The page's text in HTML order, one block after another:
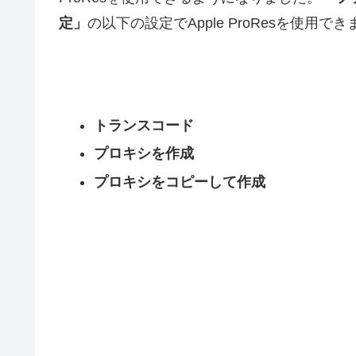
定」 の以下の設定でApple ProResを使用でき
トランスコード
プロキシを作成
プロキシをコピーして作成